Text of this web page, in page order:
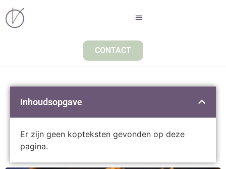
CONTACT
Inhoudsopgave
Er zijn geen kopteksten gevonden op deze
pagina.